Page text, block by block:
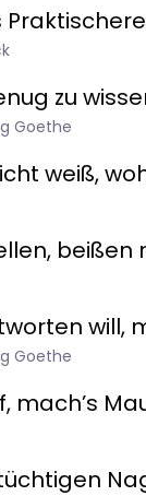
zu
Goethe
weiß,
beißen
will,
Goethe
mach’s